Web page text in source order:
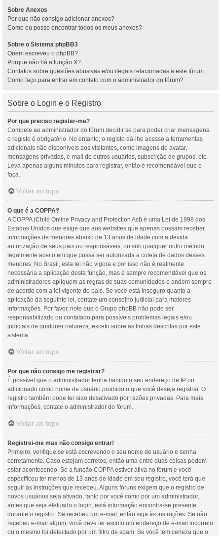
Sobre Anexos
Por que não consigo adicionar anexos?
Como eu posso encontrar todos os meus anexos?
Sobre o Sistema phpBB3
Quem escreveu o phpBB?
Porque não há a função X?
Contatos sobre questões abusivas e/ou ilegais relacionadas a este fórum
Como faço para entrar em contato com o administrador do fórum?
Sobre o Login e o Registro
Por que preciso registar-me?
Compete ao administrador do fórum decidir se para poder criar mensagens,
o registo é obrigatório. No entanto; o registo dá-lhe acesso a ferramentas
adicionais não disponíveis aos visitantes, como imagens de avatar,
mensagens privadas, e-mail de outros usuários, subscrição de grupos, etc.
Leva apenas alguns minutos para registrar, então é recomendável que o
faça.
Voltar ao topo
O que é a COPPA?
A COPPA (Child Online Privacy and Protection Act) é uma Lei de 1998 dos
Estados Unidos que exige que aos websites que apenas possam receber
informações de menores abaixo de 13 anos de idade com a devida
autorização de seus pais ou responsáveis, ou sob qualquer outro método
legalmente aceito em que possa ser autorizada a coleta de dados desses
menores. No Brasil, esta lei não vigora e por isso não é realmente
necessária a aplicação desta função, mas é sempre recomendável que os
administradores apliquem as regras de suas comunidades e andem sempre
de acordo com a lei vigente do país. Se você está inseguro quanto a
aplicação da seguinte lei, contate um conselho judicial para maiores
informações. Por favor, note que o Grupo phpBB não pode ser
responsabilizado ou contatado para possíveis problemas legais e/ou
judiciais de qualquer natureza, exceto sobre as linhas descritas por este
sistema.
Voltar ao topo
Por que não consigo me registrar?
É possível que o administrador tenha banido o seu endereço de IP ou
adicionado como nome de usuário proibido o que você deseja registrar. O
registro também pode ter sido desativado por razões privadas. Para mais
informações, contate o administrador do fórum.
Voltar ao topo
Registrei-me mas não consigo entrar!
Primeiro, verifique se está escrevendo o seu nome de usuário e senha
corretamente. Caso estejam corretos, então uma entre duas coisas podem
estar acontecendo. Se a função COPPA estiver ativa no fórum e você
especificou ter menos de 13 anos de idade em seu registro, você terá que
seguir às instruções que recebeu. Alguns fóruns exigem que o registro de
novos usuários seja ativado, tanto por você como por um administrador,
antes que seja efetuado o login; está informação encontra-se presente
durante o registro. Se recebeu um e-mail, então siga às instruções. Se não
recebeu e-mail algum, você deve ter escrito um endereço de e-mail incorreto
ou o mesmo foi detectado por um filtro de spam. Se você tem certeza que o